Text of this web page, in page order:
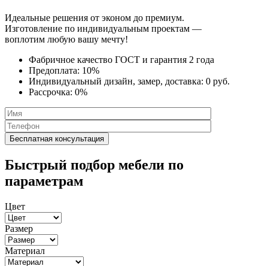
Идеальные решения от эконом до премиум.
Изготовление по индивидуальным проектам —
воплотим любую вашу мечту!
Фабричное качество ГОСТ и гарантия 2 года
Предоплата: 10%
Индивидуальный дизайн, замер, доставка: 0 руб.
Рассрочка: 0%
Быстрый подбор мебели по
параметрам
Цвет
Размер
Материал